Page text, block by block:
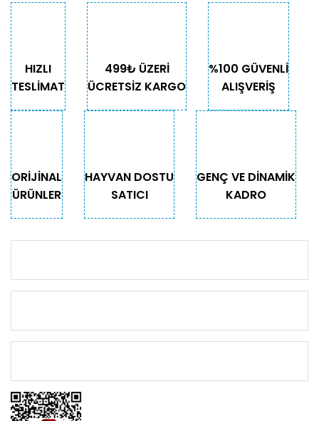
HIZLI
TESLİMAT
499₺ ÜZERİ
ÜCRETSİZ KARGO
%100 GÜVENLİ
ALIŞVERİŞ
ORİJİNAL
ÜRÜNLER
HAYVAN DOSTU
SATICI
GENÇ VE DİNAMİK
KADRO